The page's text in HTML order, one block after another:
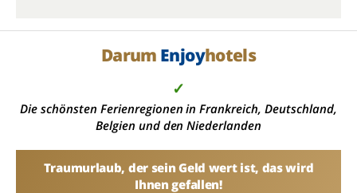
Darum Enjoyhotels
✓
Die schönsten Ferienregionen in Frankreich, Deutschland,
Belgien und den Niederlanden
Traumurlaub, der sein Geld wert ist, das wird
Ihnen gefallen!